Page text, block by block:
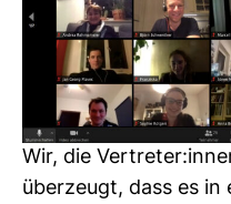
Wir, die
über­zeugt, dass es